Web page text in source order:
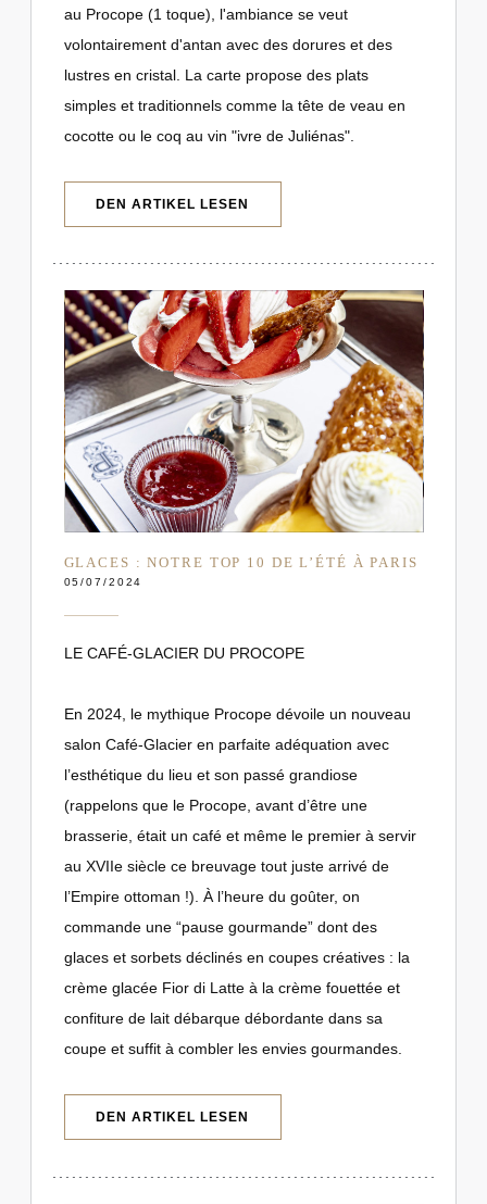
au Procope (1 toque), l'ambiance se veut
volontairement d'antan avec des dorures et des
lustres en cristal. La carte propose des plats
simples et traditionnels comme la tête de veau en
cocotte ou le coq au vin "ivre de Juliénas".
DEN ARTIKEL LESEN
GLACES : NOTRE TOP 10 DE L’ÉTÉ À PARIS
05/07/2024
LE CAFÉ-GLACIER DU PROCOPE
En 2024, le mythique Procope dévoile un nouveau
salon Café-Glacier en parfaite adéquation avec
l’esthétique du lieu et son passé grandiose
(rappelons que le Procope, avant d’être une
brasserie, était un café et même le premier à servir
au XVIIe siècle ce breuvage tout juste arrivé de
l’Empire ottoman !). À l’heure du goûter, on
commande une “pause gourmande” dont des
glaces et sorbets déclinés en coupes créatives : la
crème glacée Fior di Latte à la crème fouettée et
confiture de lait débarque débordante dans sa
coupe et suffit à combler les envies gourmandes.
DEN ARTIKEL LESEN